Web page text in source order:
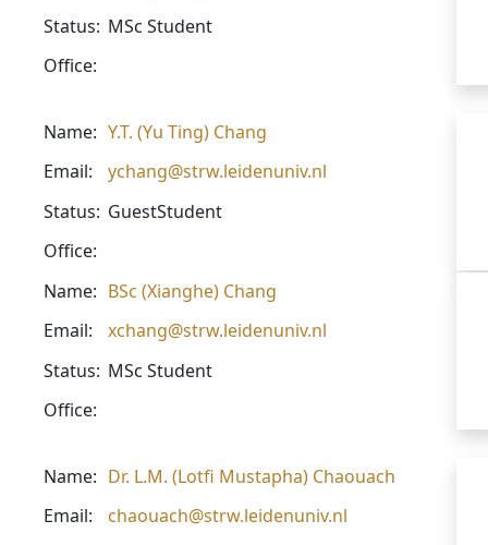
Status: MSc Student
Office:
Name: Y.T. (Yu Ting) Chang
Email:
ychang@strw.leidenuniv.nl
Status: GuestStudent
Office:
Name: BSc (Xianghe) Chang
Email:
xchang@strw.leidenuniv.nl
Status: MSc Student
Office:
Name: Dr. L.M. (Lotfi Mustapha) Chaouach
Email:
chaouach@strw.leidenuniv.nl